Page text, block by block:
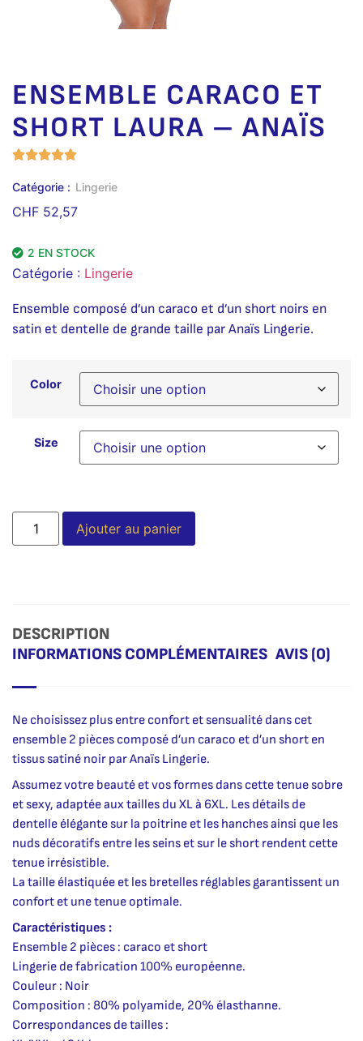
ENSEMBLE CARACO ET
SHORT LAURA – ANAÏS
Catégorie : Lingerie
CHF 52,57
2 EN STOCK
Catégorie : Lingerie
Ensemble composé d’un caraco et d’un short noirs en
satin et dentelle de grande taille par Anaïs Lingerie.
Color
Size
Ajouter au panier
DESCRIPTION
INFORMATIONS COMPLÉMENTAIRES AVIS (0)
Ne choisissez plus entre confort et sensualité dans cet
ensemble 2 pièces composé d’un caraco et d’un short en
tissus satiné noir par Anaïs Lingerie.
Assumez votre beauté et vos formes dans cette tenue sobre
et sexy, adaptée aux tailles du XL à 6XL. Les détails de
dentelle élégante sur la poitrine et les hanches ainsi que les
nuds décoratifs entre les seins et sur le short rendent cette
tenue irrésistible.
La taille élastiquée et les bretelles réglables garantissent un
confort et une tenue optimale.
Caractéristiques :
Ensemble 2 pièces : caraco et short
Lingerie de fabrication 100% européenne.
Couleur : Noir
Composition : 80% polyamide, 20% élasthanne.
Correspondances de tailles :